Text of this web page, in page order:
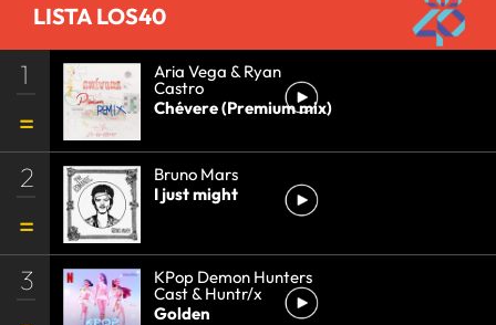
LISTA LOS40
1 Aria Vega & Ryan
Castro
Chévere (Premium mix)
2
Bruno Mars
I just might
3 KPop Demon Hunters
Cast & Huntr/x
Golden